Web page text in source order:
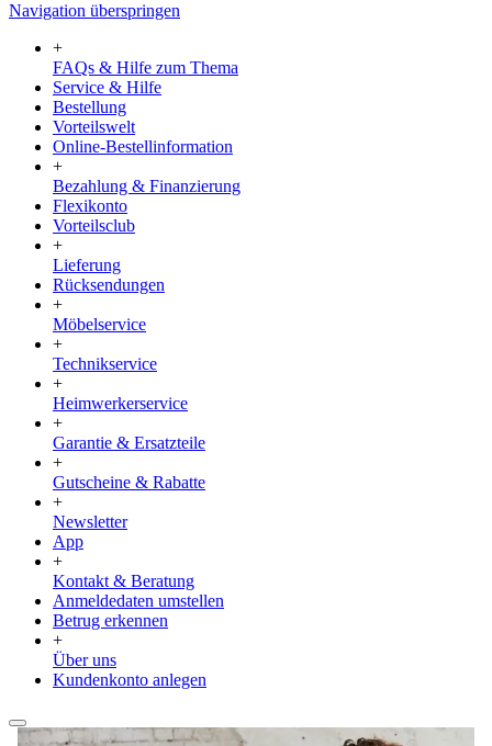
Navigation überspringen
+
FAQs & Hilfe zum Thema
Service & Hilfe
Bestellung
Vorteilswelt
Online-Bestellinformation
+
Bezahlung & Finanzierung
Flexikonto
Vorteilsclub
+
Lieferung
Rücksendungen
+
Möbelservice
+
Technikservice
+
Heimwerkerservice
+
Garantie & Ersatzteile
+
Gutscheine & Rabatte
+
Newsletter
App
+
Kontakt & Beratung
Anmeldedaten umstellen
Betrug erkennen
+
Über uns
Kundenkonto anlegen